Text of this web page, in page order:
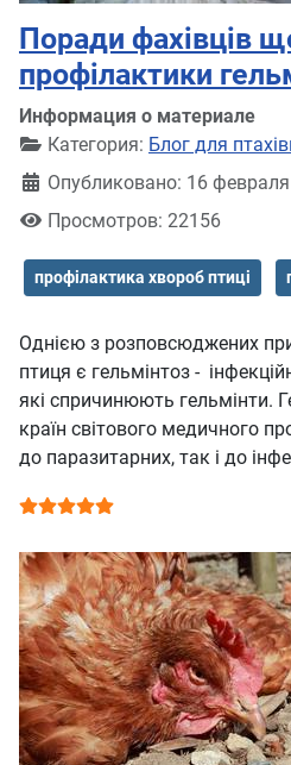
Поради фахівців
профілактики
Информация о материале
Категория: Блог для
Опубликовано: 16
Просмотров: 22156
профілактика хвороб птиці
Однією з розповсюджених
птиця є гельмінтоз -
які спричинюють гельмінти.
країн світового медичного
до паразитарних, так і до
Рейтинг:5/